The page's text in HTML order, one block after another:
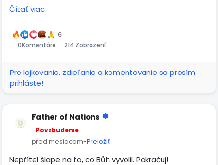
připravuje situaci, která tě posune tam, kam Bůh
pohnout je ten, že tvůj směr už je připravený. Počkej na
dveře, situaci a lidi, které Bůh připravil. Neopírej se o
Čítať viac
6
0Komentáre 214 Zobrazení
Pre lajkovanie, zdieľanie a komentovanie sa prosím
prihláste!
Father of Nations
Povzbudenie
pred mesiacom-Preložiť
Nepřítel šlape na to, co Bůh vyvolil. Pokračuj!